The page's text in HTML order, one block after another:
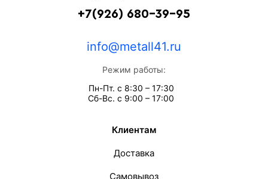
+7(926) 680-39-95
info@metall41.ru
Режим работы:
Пн-Пт. с 8:30 – 17:30
Сб-Вс. с 9:00 – 17:00
Клиентам
Доставка
Самовывоз